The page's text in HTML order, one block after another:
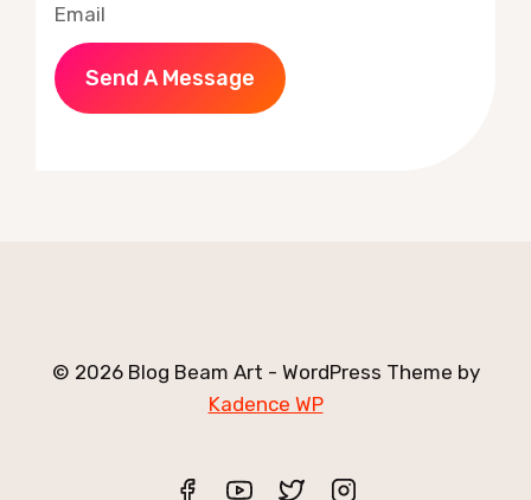
Email
Send A Message
© 2026 Blog Beam Art - WordPress Theme by
Kadence WP